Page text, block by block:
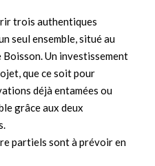
trois authentiques
seul ensemble, situé au
Un investissement
que ce soit pour
déjà entamées ou
grâce aux deux
partiels sont à prévoir en